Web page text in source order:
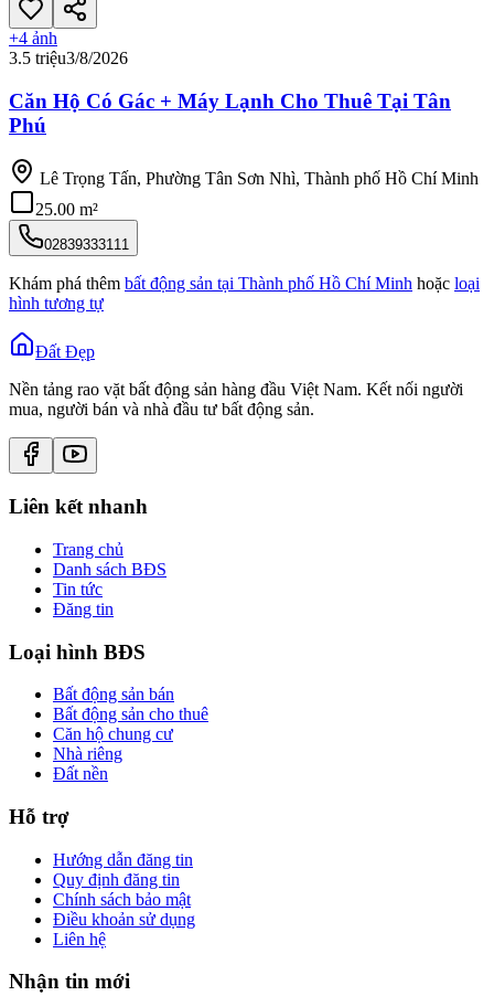
+4 ảnh
3.5 triệu3/8/2026
Căn Hộ Có Gác + Máy Lạnh Cho Thuê Tại Tân
Phú
Lê Trọng Tấn, Phường Tân Sơn Nhì, Thành phố Hồ Chí Minh
25.00 m²
02839333111
Khám phá thêm bất động sản tại Thành phố Hồ Chí Minh hoặc loại
hình tương tự
Đất Đẹp
Nền tảng rao vặt bất động sản hàng đầu Việt Nam. Kết nối người
mua, người bán và nhà đầu tư bất động sản.
Liên kết nhanh
Trang chủ
Danh sách BĐS
Tin tức
Đăng tin
Loại hình BĐS
Bất động sản bán
Bất động sản cho thuê
Căn hộ chung cư
Nhà riêng
Đất nền
Hỗ trợ
Hướng dẫn đăng tin
Quy định đăng tin
Chính sách bảo mật
Điều khoản sử dụng
Liên hệ
Nhận tin mới